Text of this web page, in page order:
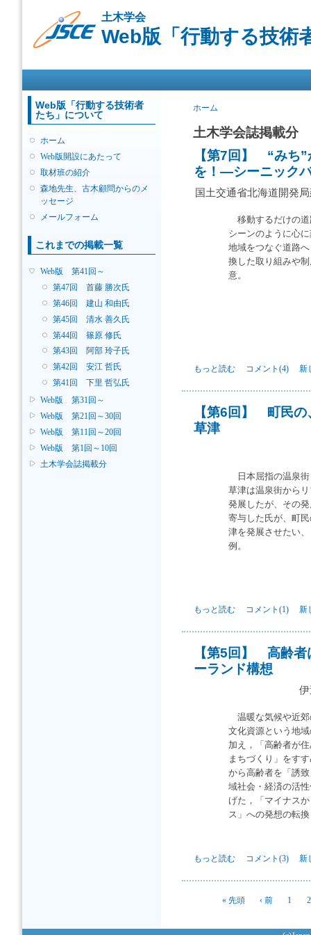
ン
コ
土木学会
Web版「行動する技術
Web版「行動する技術者
たち」について
ホーム
Web版開設にあたって
取材班の紹介
森地先生、古木顧問からのメ
ッセージ
メールフォーム
これまでの掲載一覧
Web版 第41回～
第47回 首藤 勝次氏
第46回 建山 和由氏
第45回 清水 善久氏
第44回 篠原 修氏
第43回 阿部 玲子氏
第42回 安江 哲氏
第41回 下里 哲弘氏
Web版 第31回～
Web版 第21回～30回
Web版 第11回～20回
Web版 第1回～10回
土木学会誌掲載分
現在地
ホーム
土木学会誌掲載分
【第7回】 “みち
を！―シーニック
国土交通省北海道開発
移動するだけの道
シーンのように心
地域をつなぐ道路
換した取り組みや
意。
【第7回】 “みち”から「新し
もっと読む コメント(4) 新
【第6回】 町民の
草津
日本屈指の温泉街
草津は温泉街から
発展したが、その
寄与した氏が、町
津を発展させたい
例。
【第6回】 町民の、町民によ
もっと読む コメント(1) 新
【第5回】 高齢者
ーランド構想
温暖な気候や近郊
文化資源という地
加え，「高齢者が
まちづくり」をす
から高齢者を「誘
域社会・経済の活
げた，「マイナス
ス」への発想の転換
【第5回】 高齢者はまちの宝
もっと読む コメント(3) 新
ページ« 先頭 ‹ 前 1 2